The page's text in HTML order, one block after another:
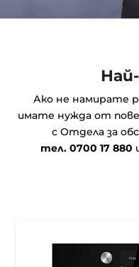
Ако не намирате
имате нужда от
с Отдела за
тел. 0700 17 880